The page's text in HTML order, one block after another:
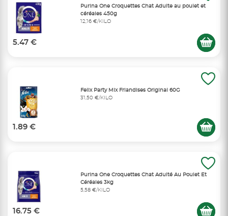
Purina One Croquettes Chat Adulte au poulet et
céréales 450g
12,16 €/KILO
5.47 €
Felix Party Mix Friandises Original 60G
31,50 €/KILO
1.89 €
Purina One Croquettes Chat Adulté Au Poulet Et
Céréales 3kg
5,58 €/KILO
16.75 €